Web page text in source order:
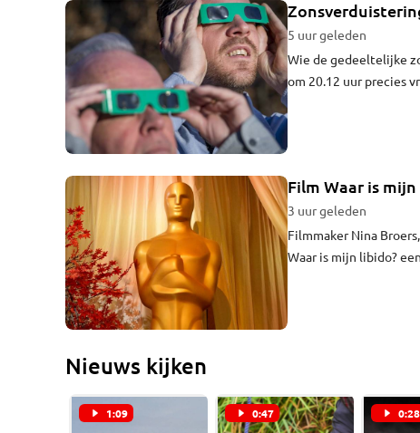
5 uur geleden
Wie de gedeeltelijke
om 20.12 uur precies
Film Waar is
3 uur geleden
Filmmaker Nina
Waar is mijn libido?
Nieuws kijken
1:09 0:47 0:28